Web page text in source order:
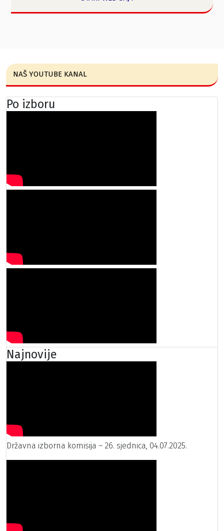
NAŠ YOUTUBE KANAL
Po izboru
Najnovije
Državna izborna komisija – 26. sjednica, 04.07.2025.